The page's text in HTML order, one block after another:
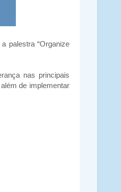
palestra “Organize
nas principais
de implementar